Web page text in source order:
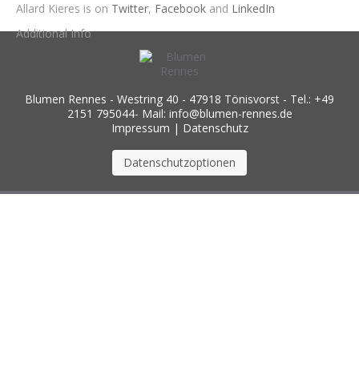
Allard Kieres is on Twitter, Facebook and LinkedIn
Additional Info
Blumen Rennes - Westring 40 - 47918 Tönisvorst - Tel.: +49
2151 795044- Mail: info@blumen-rennes.de
Impressum | Datenschutz
Datenschutzoptionen